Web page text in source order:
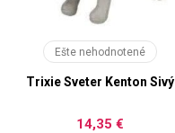
Ešte nehodnotené
Trixie Sveter Kenton Sivý
14,35 €